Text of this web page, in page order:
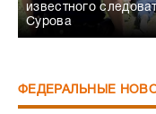
известного
Сурова
ФЕДЕРАЛЬНЫЕ